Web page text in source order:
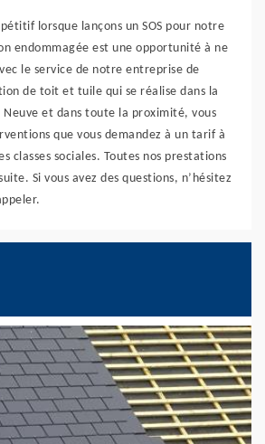
lorsque lançons un SOS pour notre
endommagée est une opportunité à ne
le service de notre entreprise de
de toit et tuile qui se réalise dans la
Neuve et dans toute la proximité, vous
que vous demandez à un tarif à
classes sociales. Toutes nos prestations
Si vous avez des questions, n’hésitez